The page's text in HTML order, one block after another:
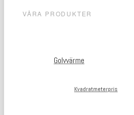
VÅRA PRODUKTER
Golvvärme
Kvadratmeterpris